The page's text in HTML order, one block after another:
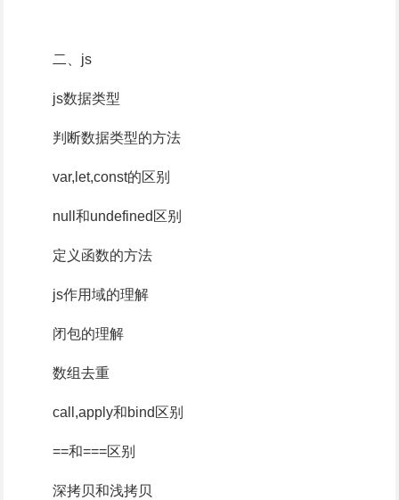
二、js
js数据类型
判断数据类型的方法
var,let,const的区别
null和undefined区别
定义函数的方法
js作用域的理解
闭包的理解
数组去重
call,apply和bind区别
==和===区别
深拷贝和浅拷贝